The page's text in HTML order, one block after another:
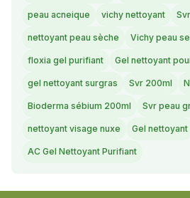
peau acneique vichy nettoyant
nettoyant peau sèche Vichy peau
floxia gel purifiant Gel nettoyant
gel nettoyant surgras Svr 200ml
Bioderma sébium 200ml Svr peau
nettoyant visage nuxe Gel nettoyant
AC Gel Nettoyant Purifiant